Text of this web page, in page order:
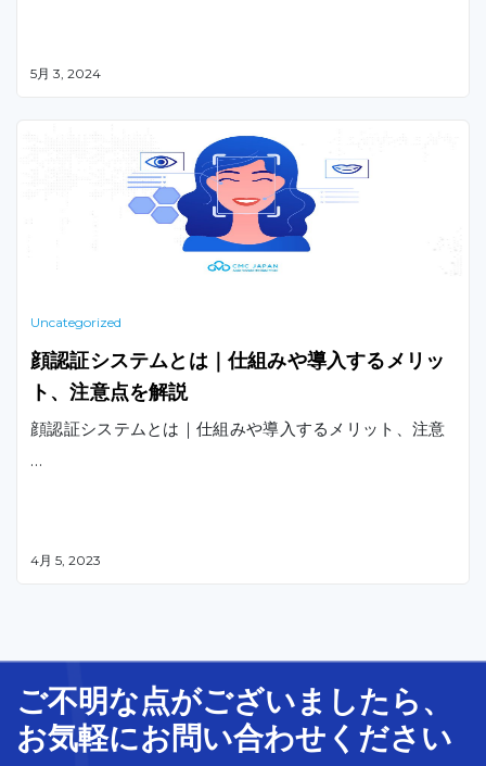
5月 3, 2024
Uncategorized
顔認証システムとは｜仕組みや導入するメリッ
ト、注意点を解説
顔認証システムとは｜仕組みや導入するメリット、注意
…
4月 5, 2023
ご不明な点がございましたら、
お気軽にお問い合わせ ください